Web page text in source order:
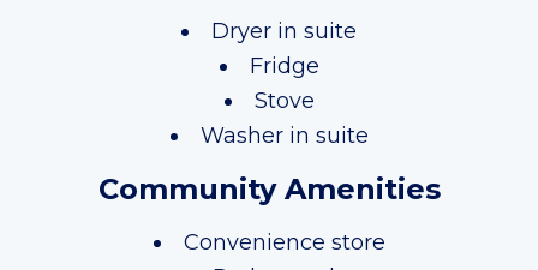
Dryer in suite
Fridge
Stove
Washer in suite
Community Amenities
Convenience store